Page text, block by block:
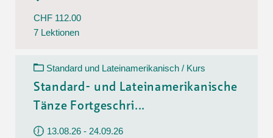
CHF 112.00
7 Lektionen
Standard und Lateinamerikanisch / Kurs
Standard- und Lateinamerikanische
Tänze Fortgeschri...
13.08.26 - 24.09.26